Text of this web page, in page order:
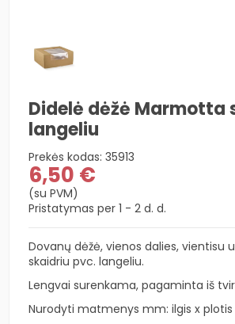
Didelė dėžė Marmotta
langeliu
Prekės kodas: 35913
6,50 €
(su PVM)
Pristatymas per 1 - 2 d. d.
Dovanų dėžė, vienos dalies, vientisu
skaidriu pvc. langeliu.
Lengvai surenkama, pagaminta iš
Nurodyti matmenys mm: ilgis x plotis